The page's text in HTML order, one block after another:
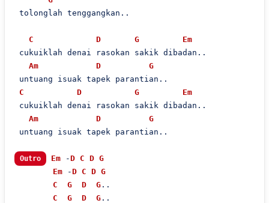
tolonglah tenggangkan..
C D G
Em
cukuiklah denai rasokan sakik dibadan..
Am
D
G
untuang isuak tapek parantian..
C
D G
Em
cukuiklah denai rasokan sakik dibadan..
Am
D
G
untuang isuak tapek parantian..
Outro Em -D C D G
Em -D C D G
C
G D G..
C
G D G..